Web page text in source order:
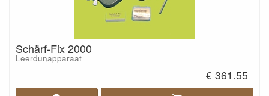
Schärf-Fix 2000
Leerdunapparaat
€ 361.55